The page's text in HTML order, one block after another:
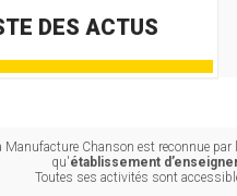
DES ACTUS
Manufacture Chanson est reconnue
qu'établissement
Toutes ses activités sont